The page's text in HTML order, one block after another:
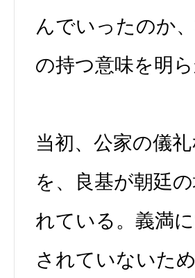
んでいったのか
の持つ意味を明
当初、公家の儀
を、良基が朝廷
れている。義満
されていないた